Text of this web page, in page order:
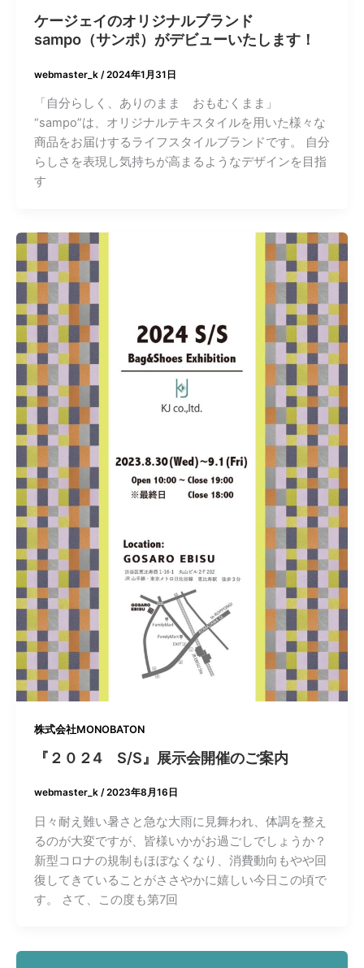
ケージェイのオリジナルブランド
sampo（サンポ）がデビューいたします！
webmaster_k/2024年1月31日
「自分らしく、ありのまま おもむくまま」
“sampo”は、オリジナルテキスタイルを用いた様々な
商品をお届けするライフスタイルブランドです。 自分
らしさを表現し気持ちが高まるようなデザインを目指
す
株式会社MONOBATON
『２０２4 S/S』展示会開催のご案内
webmaster_k/2023年8月16日
日々耐え難い暑さと急な大雨に見舞われ、体調を整え
るのが大変ですが、皆様いかがお過ごしでしょうか？
新型コロナの規制もほぼなくなり、消費動向もやや回
復してきていることがささやかに嬉しい今日この頃で
す。 さて、この度も第7回